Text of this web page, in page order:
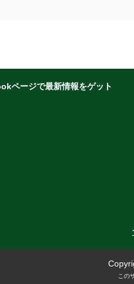
ページで最新情報をゲット
この